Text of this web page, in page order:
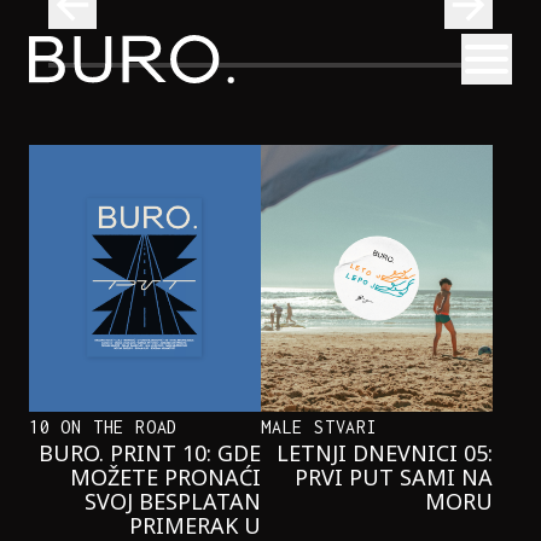
BURO.
ONAJ JEDAN PROIZVOD KOJI
STALNO SELIMO SA POLICE U
TORBE
10 ON THE ROAD
BURO. PRINT 10: GDE
MOŽETE PRONAĆI
SVOJ BESPLATAN
PRIMERAK U
MALE STVARI
LETNJI DNEVNICI 05:
PRVI PUT SAMI NA
MORU